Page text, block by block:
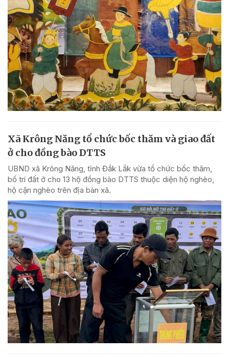
Xã Krông Năng tổ chức bốc thăm và giao đất
ở cho đồng bào DTTS
UBND xã Krông Năng, tỉnh Đắk Lắk vừa tổ chức bốc thăm,
bố trí đất ở cho 13 hộ đồng bào DTTS thuộc diện hộ nghèo,
hộ cận nghèo trên địa bàn xã.